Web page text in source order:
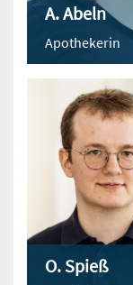
A. Abeln
Apothekerin
O. Spieß